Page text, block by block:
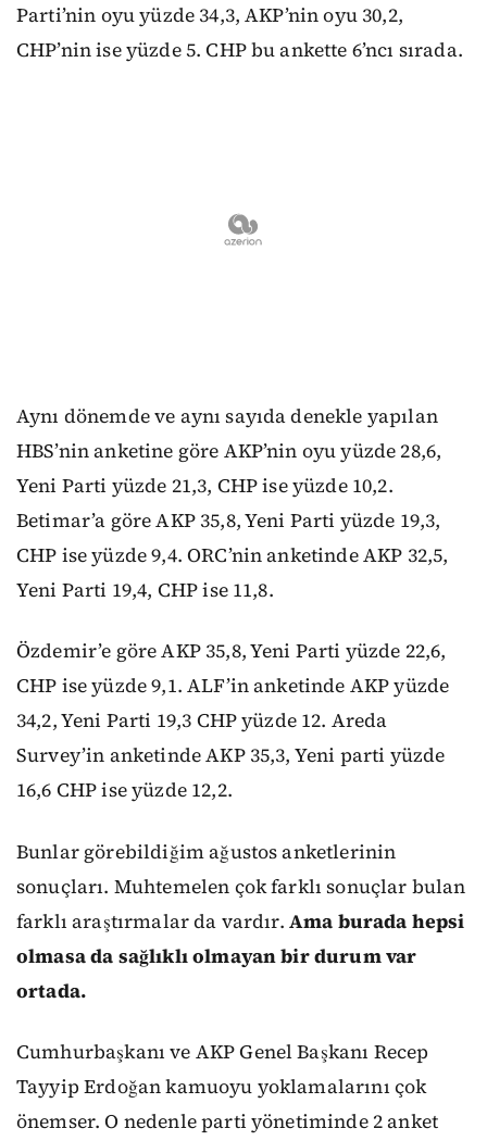
Parti’nin oyu yüzde 34,3, AKP’nin oyu 30,2,
CHP’nin ise yüzde 5. CHP bu ankette 6’ncı sırada.
Aynı dönemde ve aynı sayıda denekle yapılan
HBS’nin anketine göre AKP’nin oyu yüzde 28,6,
Yeni Parti yüzde 21,3, CHP ise yüzde 10,2.
Betimar’a göre AKP 35,8, Yeni Parti yüzde 19,3,
CHP ise yüzde 9,4. ORC’nin anketinde AKP 32,5,
Yeni Parti 19,4, CHP ise 11,8.
Özdemir’e göre AKP 35,8, Yeni Parti yüzde 22,6,
CHP ise yüzde 9,1. ALF’in anketinde AKP yüzde
34,2, Yeni Parti 19,3 CHP yüzde 12. Areda
Survey’in anketinde AKP 35,3, Yeni parti yüzde
16,6 CHP ise yüzde 12,2.
Bunlar görebildiğim ağustos anketlerinin
sonuçları. Muhtemelen çok farklı sonuçlar bulan
farklı araştırmalar da vardır. Ama burada hepsi
olmasa da sağlıklı olmayan bir durum var
ortada.
Cumhurbaşkanı ve AKP Genel Başkanı Recep
Tayyip Erdoğan kamuoyu yoklamalarını çok
önemser. O nedenle parti yönetiminde 2 anket